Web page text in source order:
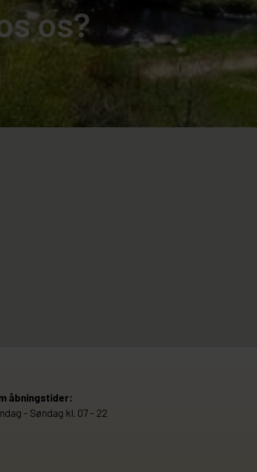
os?
åbningstider:
– Søndag kl. 07 – 22